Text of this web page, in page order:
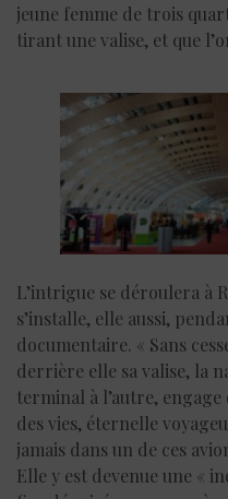
jeune femme de trois
tirant une valise, et que
L’intrigue se déroulera à
s’installe, elle aussi,
documentaire. « Sans
derrière elle sa valise, la
terminal à l’autre, engage
des vies, éternelle
jamais dans un de ces
Elle y est devenue une «